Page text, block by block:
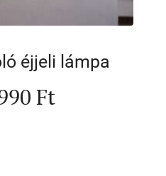
éjjeli lámpa
Ft